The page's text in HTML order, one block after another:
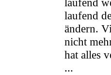
laufend
laufend
ändern.
nicht
hat alles
...